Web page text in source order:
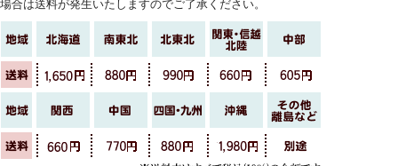
場合は送料が発生いたしますのでご了承ください。